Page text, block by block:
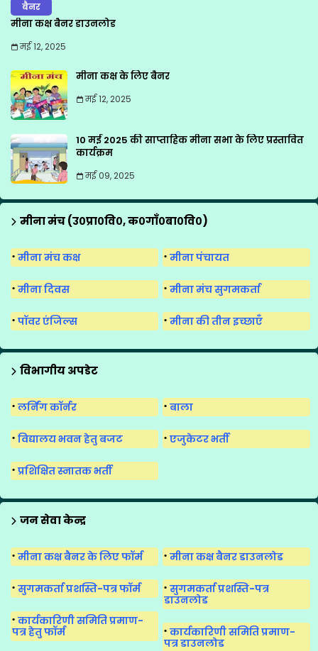
बैनर
मीना कक्ष बैनर डाउनलोड
मई 12, 2025
मीना कक्ष के लिए बैनर
मई 12, 2025
10 मई 2025 की साप्ताहिक मीना सभा के लिए प्रस्तावित
कार्यक्रम
मई 09, 2025
मीना मंच (उ०प्रा०वि०, क०गाँ०बा०वि०)
मीना मंच कक्ष मीना पंचायत
मीना दिवस मीना मंच सुगमकर्ता
पॉवर एंजिल्स मीना की तीन इच्छाएँ
विभागीय अपडेट
लर्निंग कॉर्नर बाला
विद्यालय भवन हेतु बजट एजुकेटर भर्ती
प्रशिक्षित स्नातक भर्ती
जन सेवा केन्द्र
मीना कक्ष बैनर के लिए फॉर्म मीना कक्ष बैनर डाउनलोड
सुगमकर्ता प्रशस्ति-पत्र फॉर्म
सुगमकर्ता प्रशस्ति-पत्र
डाउनलोड
कार्यकारिणी समिति प्रमाण-
पत्र हेतु फॉर्म
कार्यकारिणी समिति प्रमाण-
पत्र डाउनलोड